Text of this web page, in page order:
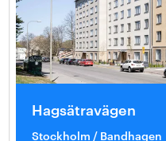
Hagsätravägen
Stockholm / Bandhagen